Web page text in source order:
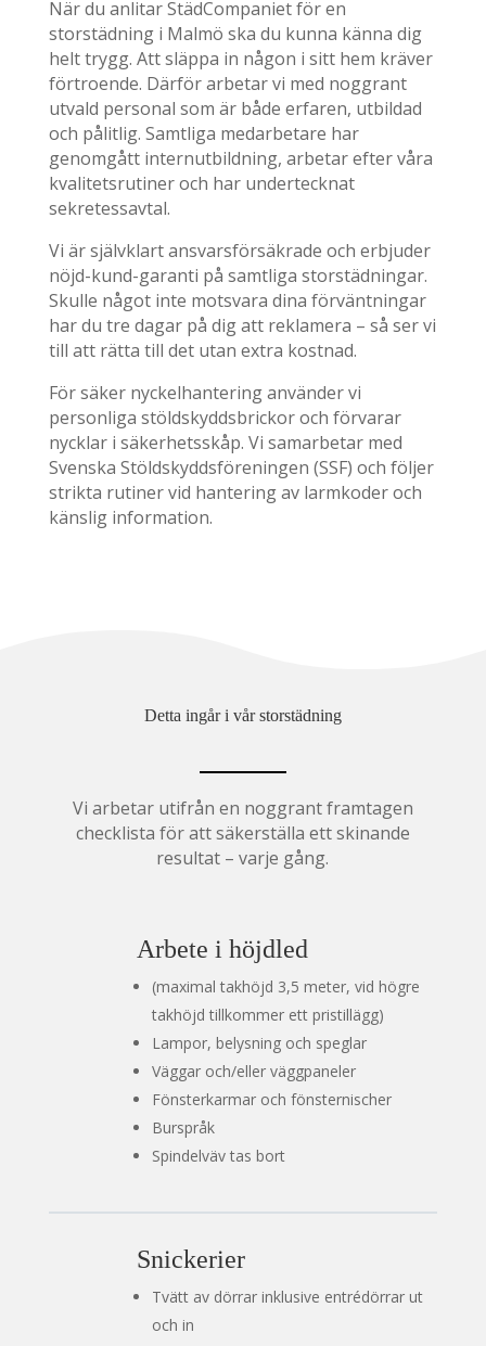
När du anlitar StädCompaniet för en
storstädning i Malmö ska du kunna känna dig
helt trygg. Att släppa in någon i sitt hem kräver
förtroende. Därför arbetar vi med noggrant
utvald personal som är både erfaren, utbildad
och pålitlig. Samtliga medarbetare har
genomgått internutbildning, arbetar efter våra
kvalitetsrutiner och har undertecknat
sekretessavtal.
Vi är självklart ansvarsförsäkrade och erbjuder
nöjd-kund-garanti på samtliga storstädningar.
Skulle något inte motsvara dina förväntningar
har du tre dagar på dig att reklamera – så ser vi
till att rätta till det utan extra kostnad.
För säker nyckelhantering använder vi
personliga stöldskyddsbrickor och förvarar
nycklar i säkerhetsskåp. Vi samarbetar med
Svenska Stöldskyddsföreningen (SSF) och följer
strikta rutiner vid hantering av larmkoder och
känslig information.
Detta ingår i vår storstädning
Vi arbetar utifrån en noggrant framtagen
checklista för att säkerställa ett skinande
resultat – varje gång.
Arbete i höjdled
(maximal takhöjd 3,5 meter, vid högre
takhöjd tillkommer ett pristillägg)
Lampor, belysning och speglar
Väggar och/eller väggpaneler
Fönsterkarmar och fönsternischer
Burspråk
Spindelväv tas bort
Snickerier
Tvätt av dörrar inklusive entrédörrar ut
och in